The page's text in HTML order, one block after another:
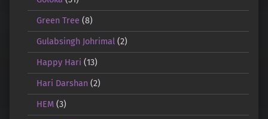
Green Tree (8)
Gulabsingh Johrimal(2)
Happy Hari (13)
Hari Darshan(2)
HEM(3)